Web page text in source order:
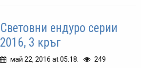
Световни ендуро серии
2016, 3 кръг
май 22, 2016 at 05:18. 249